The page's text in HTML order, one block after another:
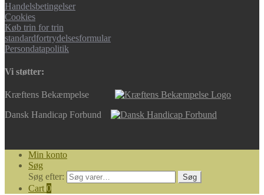
Handelsbetingelser
Cookies
Køb trin for trin
standardfortrydelsesformular
Persondatapolitik
Vi støtter:
Kræftens Bekæmpelse
Dansk Handicap Forbund
Min konto
Søg
Søg efter:
Søg
Cart 0